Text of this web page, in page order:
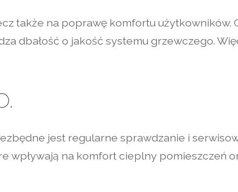
także na poprawę komfortu użytkowników.
dbałość o jakość systemu grzewczego.
jest regularne sprawdzanie i
wpływają na komfort cieplny pomieszczeń